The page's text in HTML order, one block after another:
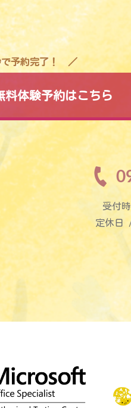
予約完了！
料体験予約はこちら
受付
定休日